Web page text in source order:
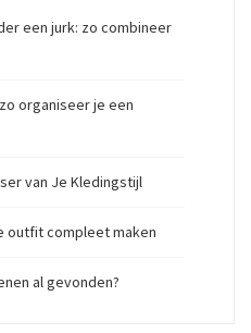
een jurk: zo combineer
organiseer je een
van Je Kledingstijl
outfit compleet maken
al gevonden?